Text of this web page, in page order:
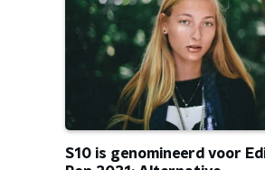
S10 is genomineerd voor